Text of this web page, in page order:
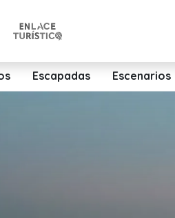
Escapadas Escenarios